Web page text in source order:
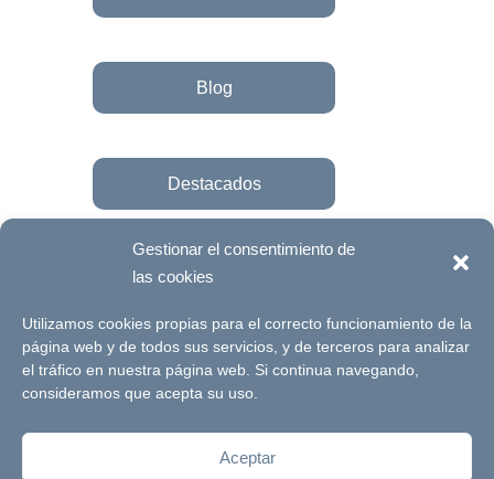
Gestionar el consentimiento de
las cookies
Utilizamos cookies propias para el correcto funcionamiento de la
página web y de todos sus servicios, y de terceros para analizar
el tráfico en nuestra página web. Si continua navegando,
consideramos que acepta su uso.
Aceptar
Blog
Destacados
Únete a la fundación
© Futuro Singular Córdoba 2017. Web
desarrollada por
Aviso Legal